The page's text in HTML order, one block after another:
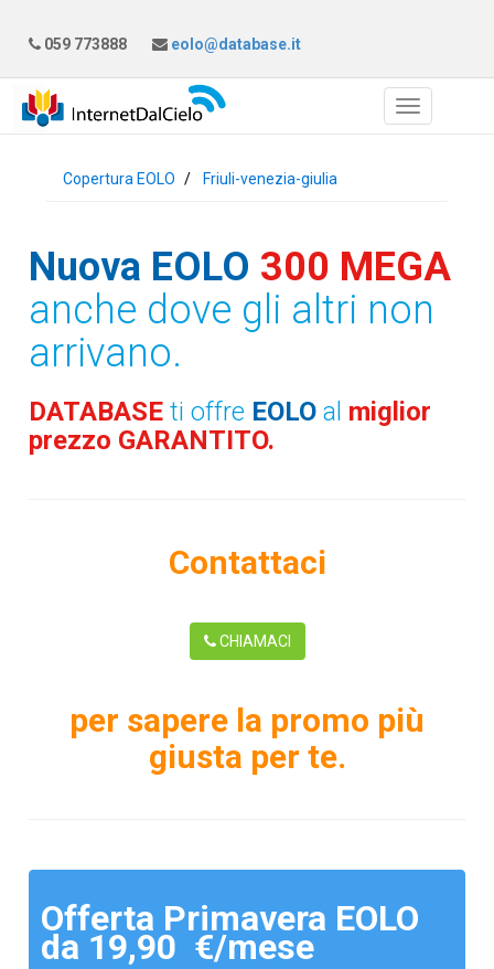
059 773888 eolo@database.it
Copertura EOLO Friuli-venezia-giulia
Nuova EOLO 300 MEGA
anche dove gli altri non
arrivano.
DATABASEti offre EOLO al miglior
prezzo GARANTITO.
Contattaci
CHIAMACI
per sapere la promo più
giusta per te.
Offerta Primavera EOLO
da 19,90 €/mese